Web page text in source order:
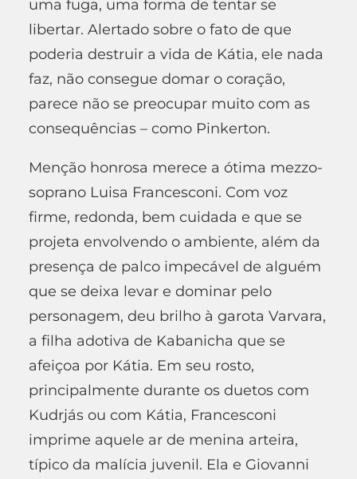
uma fuga, uma forma de tentar se
libertar. Alertado sobre o fato de que
poderia destruir a vida de Kátia, ele nada
faz, não consegue domar o coração,
parece não se preocupar muito com as
consequências – como Pinkerton.
Menção honrosa merece a ótima mezzo-
soprano Luisa Francesconi. Com voz
firme, redonda, bem cuidada e que se
projeta envolvendo o ambiente, além da
presença de palco impecável de alguém
que se deixa levar e dominar pelo
personagem, deu brilho à garota Varvara,
a filha adotiva de Kabanicha que se
afeiçoa por Kátia. Em seu rosto,
principalmente durante os duetos com
Kudrjás ou com Kátia, Francesconi
imprime aquele ar de menina arteira,
típico da malícia juvenil. Ela e Giovanni